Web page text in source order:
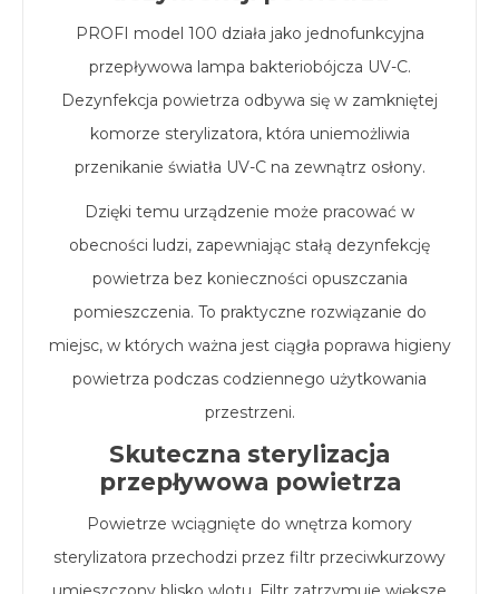
PROFI model 100 działa jako jednofunkcyjna
przepływowa lampa bakteriobójcza UV-C.
Dezynfekcja powietrza odbywa się w zamkniętej
komorze sterylizatora, która uniemożliwia
przenikanie światła UV-C na zewnątrz osłony.
Dzięki temu urządzenie może pracować w
obecności ludzi, zapewniając stałą dezynfekcję
powietrza bez konieczności opuszczania
pomieszczenia. To praktyczne rozwiązanie do
miejsc, w których ważna jest ciągła poprawa higieny
powietrza podczas codziennego użytkowania
przestrzeni.
Skuteczna sterylizacja
przepływowa powietrza
Powietrze wciągnięte do wnętrza komory
sterylizatora przechodzi przez filtr przeciwkurzowy